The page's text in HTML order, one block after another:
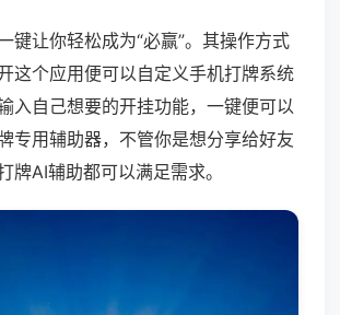
键让你轻松成为“必赢”。其操作方式
这个应用便可以自定义手机打牌系统
入自己想要的开挂功能，一键便可以
专用辅助器，不管你是想分享给好友
牌AI辅助都可以满足需求。